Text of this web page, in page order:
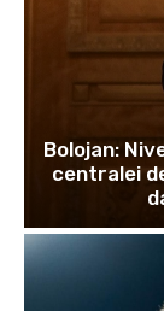
Bolojan:
centralei